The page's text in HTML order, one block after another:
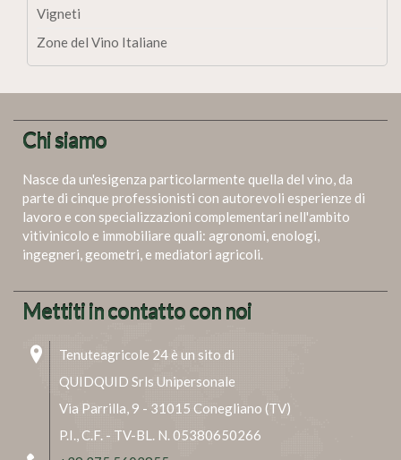
Vigneti
Zone del Vino Italiane
Chi siamo
Nasce da un'esigenza particolarmente quella del vino, da
parte di cinque professionisti con autorevoli esperienze di
lavoro e con specializzazioni complementari nell'ambito
vitivinicolo e immobiliare quali: agronomi, enologi,
ingegneri, geometri, e mediatori agricoli.
Mettiti in contatto con noi
Tenuteagricole 24 è un sito di
QUIDQUID Srls Unipersonale
Via Parrilla, 9 - 31015 Conegliano (TV)
P.I., C.F. - TV-BL. N. 05380650266